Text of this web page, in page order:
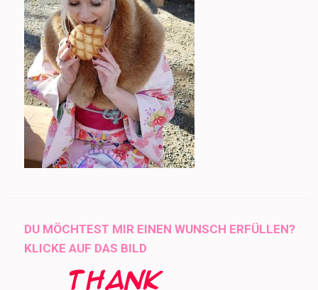
DU MÖCHTEST MIR EINEN WUNSCH ERFÜLLEN?
KLICKE AUF DAS BILD